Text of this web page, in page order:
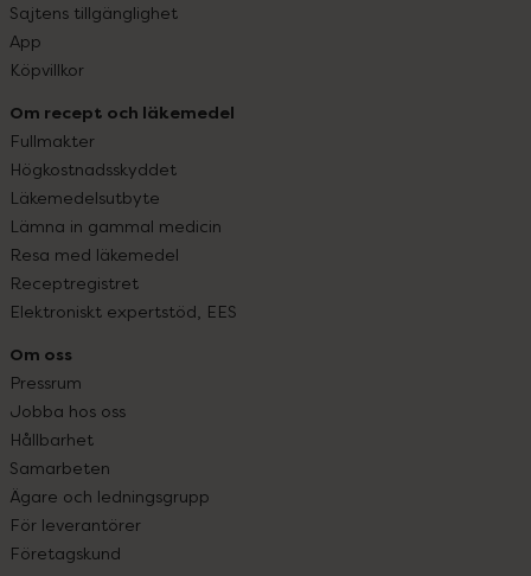
Sajtens tillgänglighet
App
Köpvillkor
Om recept och läkemedel
Fullmakter
Högkostnadsskyddet
Läkemedelsutbyte
Lämna in gammal medicin
Resa med läkemedel
Receptregistret
Elektroniskt expertstöd, EES
Om oss
Pressrum
Jobba hos oss
Hållbarhet
Samarbeten
Ägare och ledningsgrupp
För leverantörer
Företagskund